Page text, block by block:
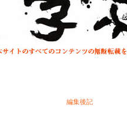
編集後記